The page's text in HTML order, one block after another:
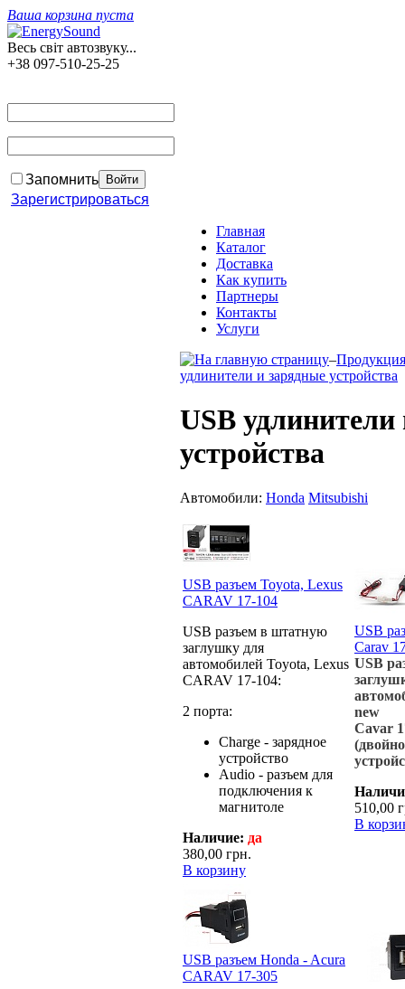
Ваша корзина пуста
Весь світ автозвуку...
+38 097-510-25-25
Запомнить
Зарегистрироваться
Главная
Каталог
Доставка
Как купить
Партнеры
Контакты
Услуги
–Продукция
удлинители и зарядные устройства
USB
устройства
Автомобили: Honda Mitsubishi
USB разъем Toyota, Lexus
CARAV 17-104
USB разъем в штатную
заглушку для
автомобилей Toyota, Lexus
CARAV 17-104:
2 порта:
Charge - зарядное
устройство
Audio - разъем для
подключения к
магнитоле
Наличие: да
380,00 грн.
В корзину
USB
Carav
USB
new
Cavar
510,00
В
USB разъем Honda - Acura
CARAV 17-305